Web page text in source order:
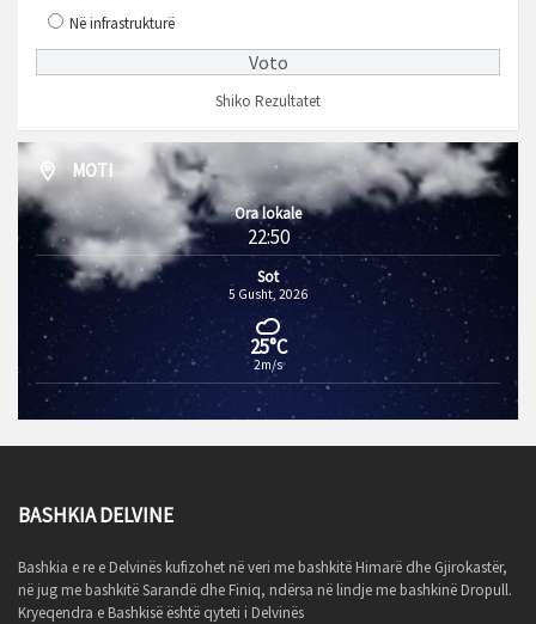
Në infrastrukturë
Shiko Rezultatet
MOTI
Ora lokale
22:50
Sot
5 Gusht, 2026
25°C
2m/s
BASHKIA DELVINE
Bashkia e re e Delvinës kufizohet në veri me bashkitë Himarë dhe Gjirokastër,
në jug me bashkitë Sarandë dhe Finiq, ndërsa në lindje me bashkinë Dropull.
Kryeqendra e Bashkisë është qyteti i Delvinës